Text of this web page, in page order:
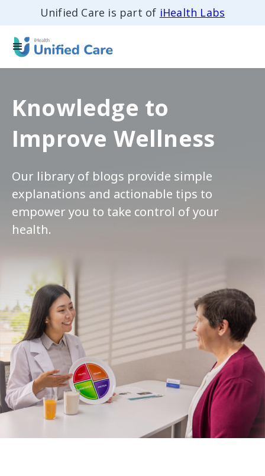
Unified Care is part of iHealth Labs
Knowledge to
Improve Wellness
Our library of blogs provide simple
explanations and actionable tips to
empower you to take control of your
health.